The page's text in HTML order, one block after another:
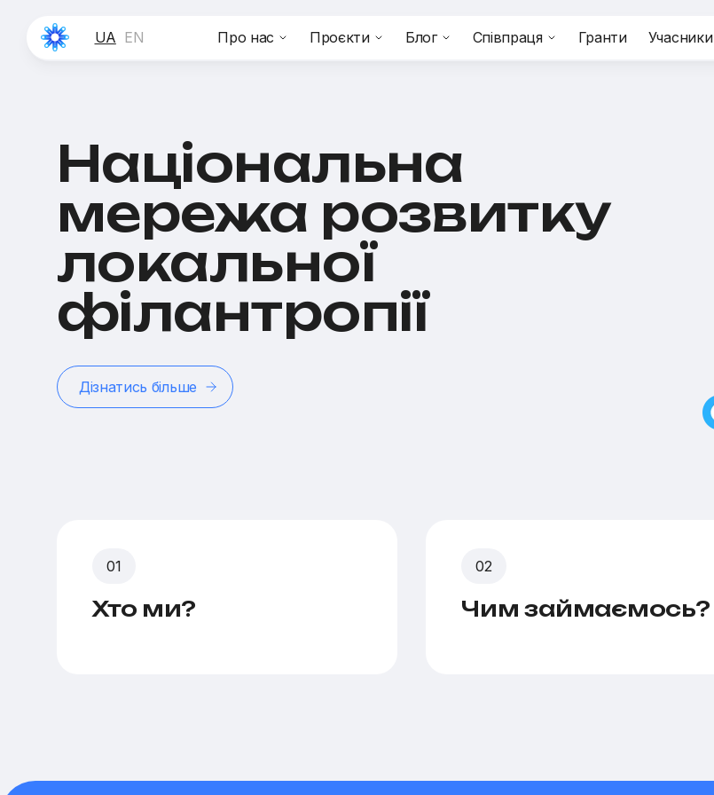
UA EN Про нас Проєкти Блог Співпраця Гранти Учасники
Національна
мережа розвитку
локальної
філантропії
Дізнатись більше
Хто ми? Чим займаємось?